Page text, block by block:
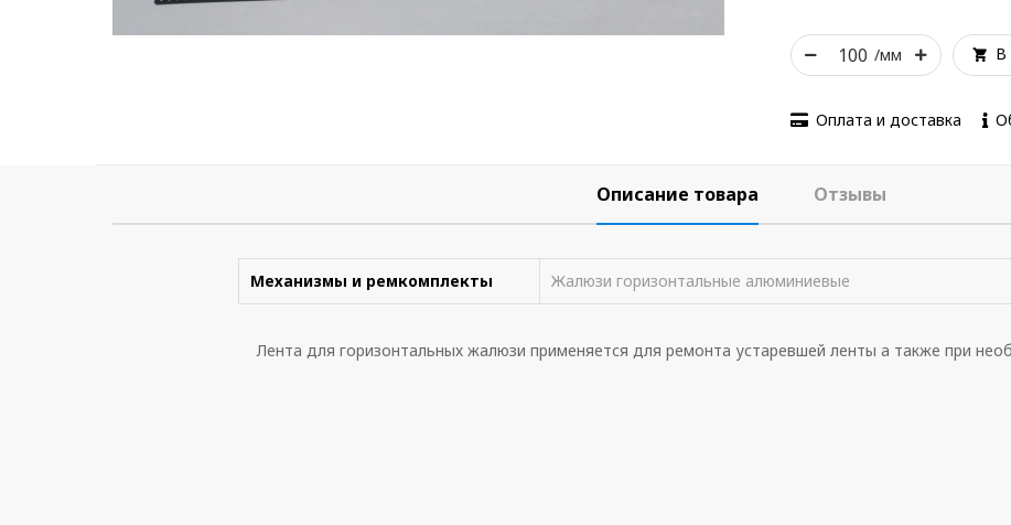
/мм В
Оплата и доставка
Описание товара Отзывы
Механизмы и ремкомплекты Жалюзи горизонтальные алюминиевые
Лента для горизонтальных жалюзи применяется для ремонта устаревшей ленты а также при